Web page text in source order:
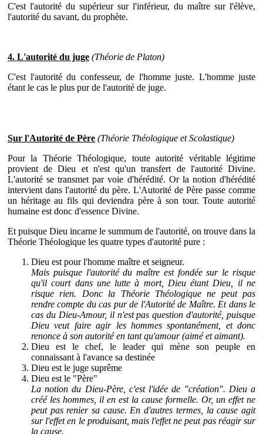
C'est l'autorité du supérieur sur l'inférieur, du maître sur l'élève,
l'autorité du savant, du prophète.
4. L'autorité du juge (Théorie de Platon)
C'est l'autorité du confesseur, de l'homme juste. L'homme juste
étant le cas le plus pur de l'autorité de juge.
Sur l'Autorité de Père (Théorie Théologique et Scolastique)
Pour la Théorie Théologique, toute autorité véritable légitime
provient de Dieu et n'est qu'un transfert de l'autorité Divine.
L'autorité se transmet par voie d'hérédité. Or la notion d'hérédité
intervient dans l'autorité du père. L'Autorité de Père passe comme
un héritage au fils qui deviendra père à son tour. Toute autorité
humaine est donc d'essence Divine.
Et puisque Dieu incarne le summum de l'autorité, on trouve dans la
Théorie Théologique les quatre types d'autorité pure :
Dieu est pour l'homme maître et seigneur.
Mais puisque l'autorité du maître est fondée sur le risque
qu'il court dans une lutte à mort, Dieu étant Dieu, il ne
risque rien. Donc la Théorie Théologique ne peut pas
rendre compte du cas pur de l'Autorité de Maître. Et dans le
cas du Dieu-Amour, il n'est pas question d'autorité, puisque
Dieu veut faire agir les hommes spontanément, et donc
renonce à son autorité en tant qu'amour (aimé et aimant).
Dieu est le chef, le leader qui mène son peuple en
connaissant à l'avance sa destinée
Dieu est le juge suprême
Dieu est le "Père"
La notion du Dieu-Père, c'est l'idée de "création". Dieu a
créé les hommes, il en est la cause formelle. Or, un effet ne
peut pas renier sa cause. En d'autres termes, la cause agit
sur l'effet en le produisant, mais l'effet ne peut pas réagir sur
la cause.